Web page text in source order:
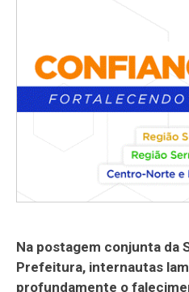
Na postagem conjunta da
Prefeitura, internautas
profundamente o